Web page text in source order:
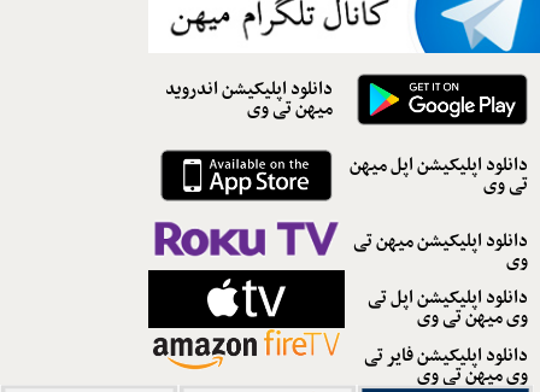
دانلود اپلیکیشن اندروید
میهن تی وی
دانلود اپلیکیشن اپل میهن
تی وی
دانلود اپلیکیشن میهن تی
وی
دانلود اپلیکیشن اپل تی
وی میهن تی وی
دانلود اپلیکیشن فایر تی
وی میهن تی وی